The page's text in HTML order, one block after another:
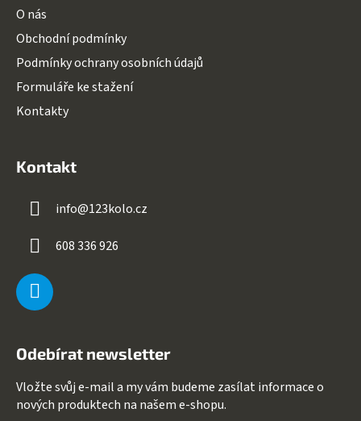
O nás
Obchodní podmínky
Podmínky ochrany osobních údajů
Formuláře ke stažení
Kontakty
Kontakt
info@123kolo.cz
608 336 926
Odebírat newsletter
Vložte svůj e-mail a my vám budeme zasílat informace o
nových produktech na našem e-shopu.